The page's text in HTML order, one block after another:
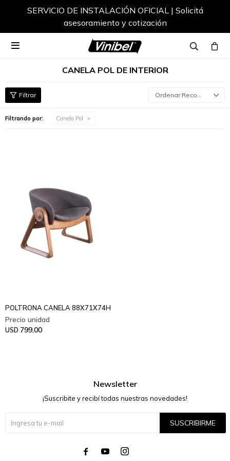
SERVICIO DE INSTALACIÓN OFICIAL | Solicitá
asesoramiento y cotización

CANELA POL DE INTERIOR
Recomendados
Filtrando por: Canela Pol
POLTRONA CANELA 88X71X74H
USD 799,00
Newsletter
¡Suscribite y recibí todas nuestras novedades!
SUSCRIBIRME
  